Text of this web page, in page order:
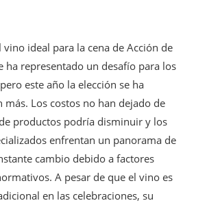
vino ideal para la cena de Acción de
ha representado un desafío para los
este año la elección se ha
más. Los costos no han dejado de
productos podría disminuir y los
enfrentan un panorama de
cambio debido a factores
A pesar de que el vino es
en las celebraciones, su